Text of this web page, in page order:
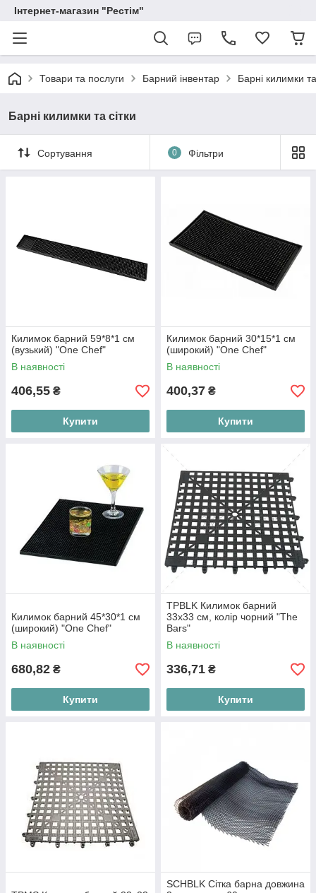
Інтернет-магазин "Рестім"
Товари та послуги Барний інвентар Барні килимки та
Барні килимки та сітки
Сортування 0 Фільтри
Килимок барний 59*8*1 см
(вузький) "One Chef"
В наявності
406,55 ₴
Купити
Килимок барний 30*15*1 см
(широкий) "One Chef"
В наявності
400,37 ₴
Купити
Килимок барний 45*30*1 см
(широкий) "One Chef"
В наявності
680,82 ₴
Купити
TPBLK Килимок барний
33x33 см, колір чорний "The
Bars"
В наявності
336,71 ₴
Купити
SCHBLK Сітка барна довжина